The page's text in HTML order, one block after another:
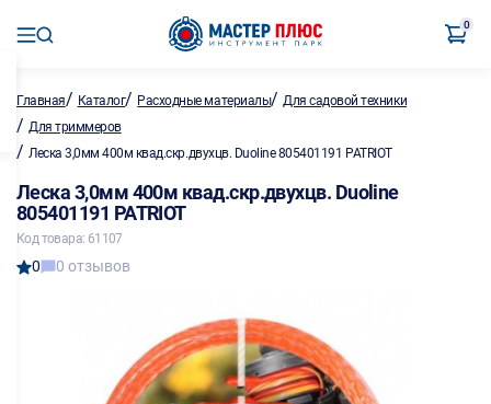
0
Главная/ Каталог/ Расходные материалы/Для садовой техники
/ Для триммеров
/ Леска 3,0мм 400м квад.скр.двухцв. Duoline 805401191 PATRIOT
Леска 3,0мм 400м квад.скр.двухцв. Duoline
805401191 PATRIOT
Код товара: 61107
0 0 отзывов